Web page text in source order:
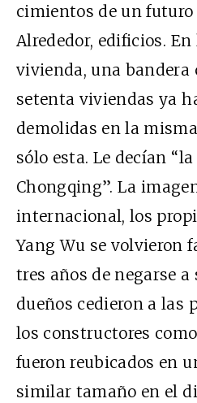
cimientos de un futuro
Alrededor, edificios. En
vivienda, una bandera
setenta viviendas ya
demolidas en la
sólo esta. Le decían
Chongqing”. La
internacional, los
Yang Wu se volvieron
tres años de negarse a
dueños cedieron a las
los constructores
fueron reubicados en
similar tamaño en el